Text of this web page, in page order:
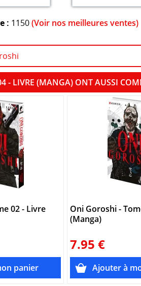
: 1150(Voir nos meilleures ventes)
- LIVRE (MANGA) ONT AUSSI
02 - Livre
Oni Goroshi -
(Manga)
7.95 €